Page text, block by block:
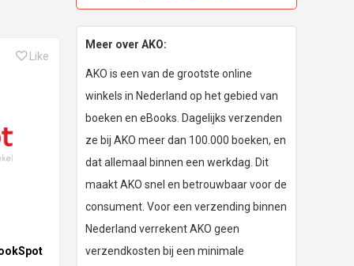
Like
Meer over AKO:
AKO is een van de grootste online
winkels in Nederland op het gebied van
boeken en eBooks. Dagelijks verzenden
ze bij AKO meer dan 100.000 boeken, en
dat allemaal binnen een werkdag. Dit
maakt AKO snel en betrouwbaar voor de
consument. Voor een verzending binnen
Nederland verrekent AKO geen
verzendkosten bij een minimale